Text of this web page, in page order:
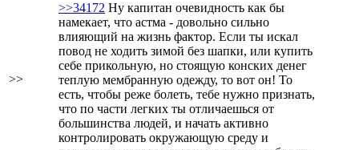
>>
>>34172 Ну капитан очевидность как бы
намекает, что астма - довольно сильно
влияющий на жизнь фактор. Eсли ты искал
повод не ходить зимой без шапки, или купить
себе прикольную, но стоящую конских денег
теплую мембранную одежду, то вот он! То
есть, чтобы реже болеть, тебе нужно признать,
что по части легких ты отличаешься от
большинства людей, и начать активно
контролировать окружающую среду и